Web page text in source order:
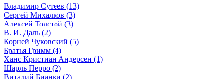
Владимир Сутеев (13)
Сергей Михалков (3)
Алексей Толстой (3)
В. И. Даль (2)
Корней Чуковский (5)
Братья Гримм (4)
Ханс Кристиан Андерсен (1)
Шарль Перро (2)
Виталий Бианки (2)